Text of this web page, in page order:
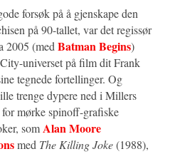
forsøk på å gjenskape den
på 90-tallet, var det regissør
2005 (medBatman Begins)
universet på film dit Frank
tegnede fortellinger. Og
trenge dypere ned i Millers
mørke spinoff-grafiske
somAlan Moore
med The Killing Joke(1988),